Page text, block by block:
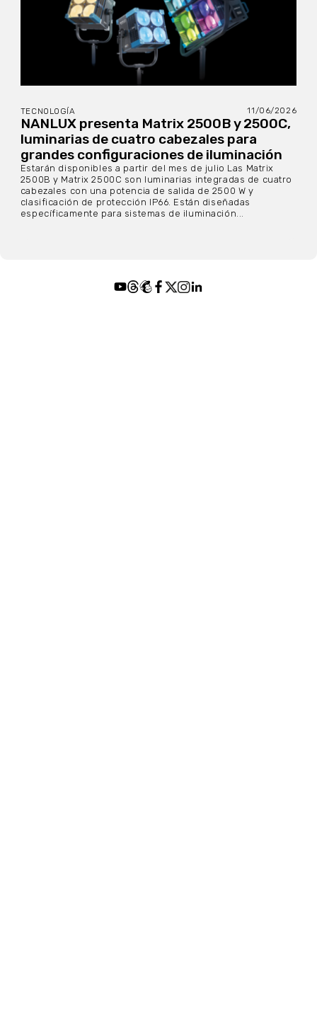
TECNOLOGÍA 11/06/2026
NANLUX presenta Matrix 2500B y 2500C,
luminarias de cuatro cabezales para
grandes configuraciones de iluminación
Estarán disponibles a partir del mes de julio Las Matrix
2500B y Matrix 2500C son luminarias integradas de cuatro
cabezales con una potencia de salida de 2500 W y
clasificación de protección IP66. Están diseñadas
específicamente para sistemas de iluminación...